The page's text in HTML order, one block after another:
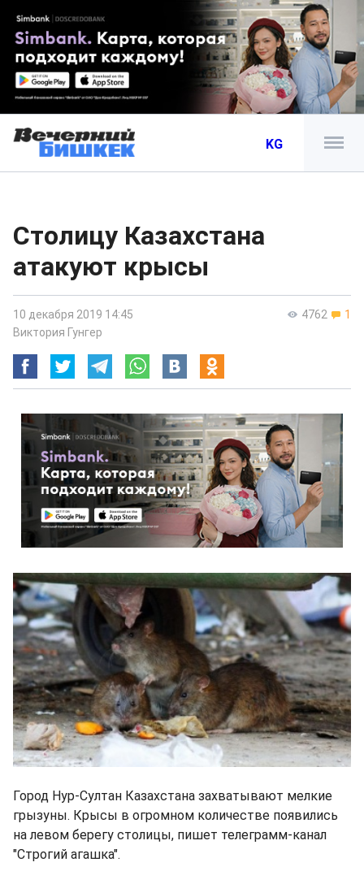
KG
Столицу Казахстана
атакуют крысы
4762 1
10 декабря 2019 14:45
Виктория Гунгер
Город Нур-Султан Казахстана захватывают мелкие
грызуны. Крысы в огромном количестве появились
на левом берегу столицы, пишет телеграмм-канал
"Строгий агашка".